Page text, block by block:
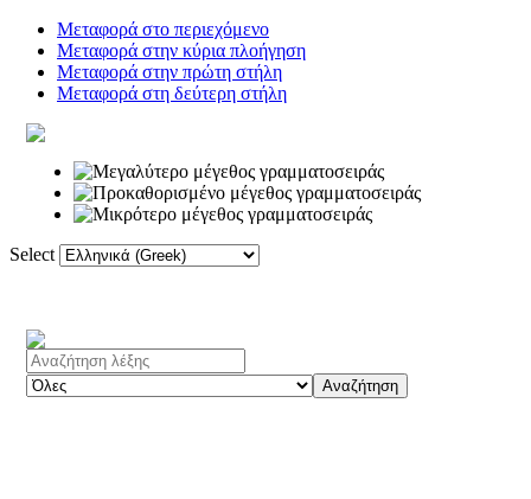
Μεταφορά στο περιεχόμενο
Μεταφορά στην κύρια πλοήγηση
Μεταφορά στην πρώτη στήλη
Μεταφορά στη δεύτερη στήλη
Select